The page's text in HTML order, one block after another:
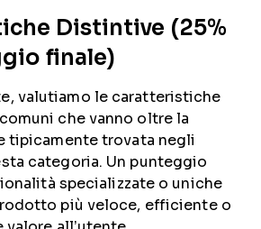
Distintive (25%
finale)
valutiamo le caratteristiche
che vanno oltre la
tipicamente trovata negli
categoria. Un punteggio
specializzate o uniche
più veloce, efficiente o